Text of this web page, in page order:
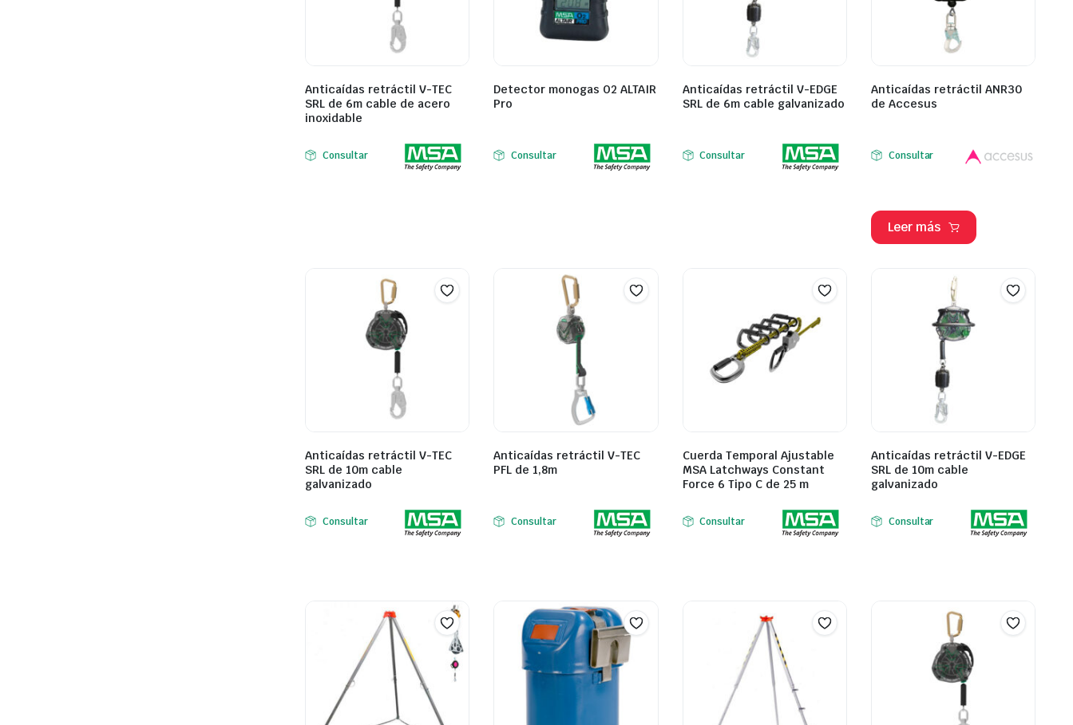
Anticaídas retráctil V-TEC
SRL de 6m cable de acero
inoxidable
Consultar
Detector monogas O2 ALTAIR
Pro
Consultar
Anticaídas retráctil V-EDGE
SRL de 6m cable galvanizado
Consultar
Anticaídas retráctil ANR30
de Accesus
Consultar
Leer más
Anticaídas retráctil V-TEC
SRL de 10m cable
galvanizado
Consultar
Anticaídas retráctil V-TEC
PFL de 1,8m
Consultar
Cuerda Temporal Ajustable
MSA Latchways Constant
Force 6 Tipo C de 25 m
Consultar
Anticaídas retráctil V-EDGE
SRL de 10m cable
galvanizado
Consultar